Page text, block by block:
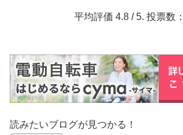
平均評価 4.8/ 5. 投票数：
読みたいブログが見つかる！